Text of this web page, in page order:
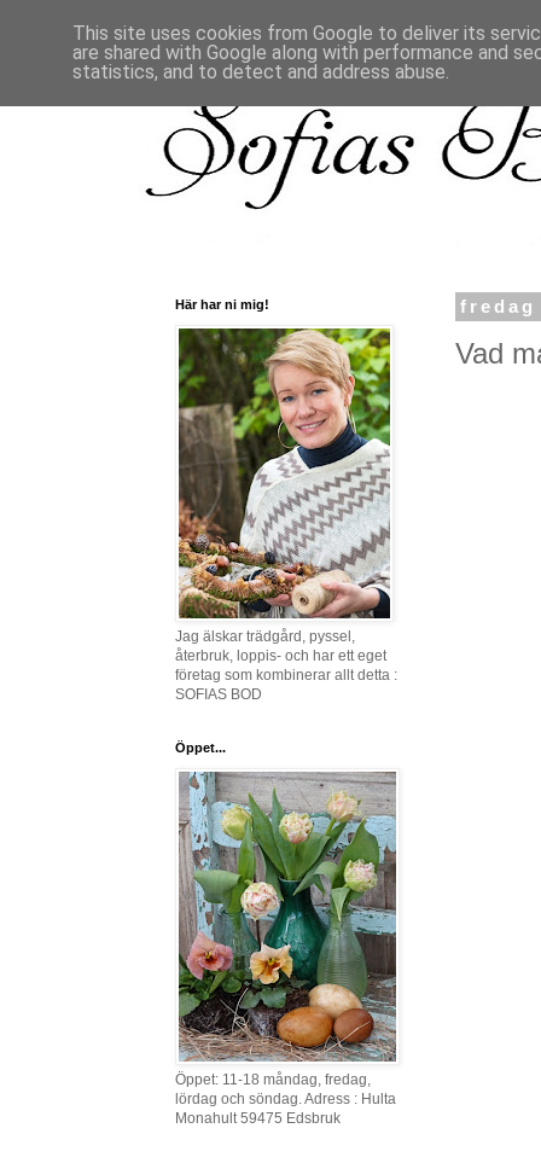
fredag
Vad
Här har ni mig!
Jag älskar trädgård, pyssel,
återbruk, loppis- och har ett eget
företag som kombinerar allt detta :
SOFIAS BOD
Öppet...
Öppet: 11-18 måndag, fredag,
lördag och söndag. Adress : Hulta
Monahult 59475 Edsbruk
This site uses cookies from Google to deliver its
are shared with Google along with performance and
statistics, and to detect and address abuse.